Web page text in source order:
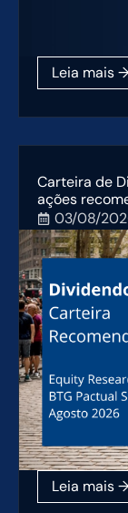
Carteira de
ações
03/08/